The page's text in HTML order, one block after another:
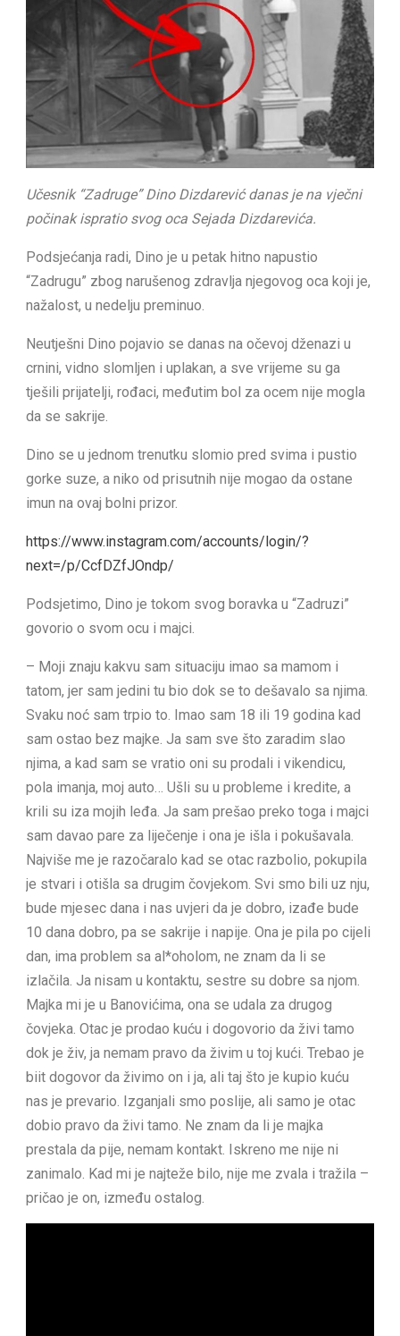
Učesnik “Zadruge” Dino Dizdarević danas je na vječni
počinak ispratio svog oca Sejada Dizdarevića.
Podsjećanja radi, Dino je u petak hitno napustio
“Zadrugu” zbog narušenog zdravlja njegovog oca koji je,
nažalost, u nedelju preminuo.
Neutješni Dino pojavio se danas na očevoj dženazi u
crnini, vidno slomljen i uplakan, a sve vrijeme su ga
tješili prijatelji, rođaci, međutim bol za ocem nije mogla
da se sakrije.
Dino se u jednom trenutku slomio pred svima i pustio
gorke suze, a niko od prisutnih nije mogao da ostane
imun na ovaj bolni prizor.
https://www.instagram.com/accounts/login/?
next=/p/CcfDZfJOndp/
Podsjetimo, Dino je tokom svog boravka u “Zadruzi”
govorio o svom ocu i majci.
– Moji znaju kakvu sam situaciju imao sa mamom i
tatom, jer sam jedini tu bio dok se to dešavalo sa njima.
Svaku noć sam trpio to. Imao sam 18 ili 19 godina kad
sam ostao bez majke. Ja sam sve što zaradim slao
njima, a kad sam se vratio oni su prodali i vikendicu,
pola imanja, moj auto… Ušli su u probleme i kredite, a
krili su iza mojih leđa. Ja sam prešao preko toga i majci
sam davao pare za liječenje i ona je išla i pokušavala.
Najviše me je razočaralo kad se otac razbolio, pokupila
je stvari i otišla sa drugim čovjekom. Svi smo bili uz nju,
bude mjesec dana i nas uvjeri da je dobro, izađe bude
10 dana dobro, pa se sakrije i napije. Ona je pila po cijeli
dan, ima problem sa al*oholom, ne znam da li se
izlačila. Ja nisam u kontaktu, sestre su dobre sa njom.
Majka mi je u Banovićima, ona se udala za drugog
čovjeka. Otac je prodao kuću i dogovorio da živi tamo
dok je živ, ja nemam pravo da živim u toj kući. Trebao je
biit dogovor da živimo on i ja, ali taj što je kupio kuću
nas je prevario. Izganjali smo poslije, ali samo je otac
dobio pravo da živi tamo. Ne znam da li je majka
prestala da pije, nemam kontakt. Iskreno me nije ni
zanimalo. Kad mi je najteže bilo, nije me zvala i tražila –
pričao je on, između ostalog.